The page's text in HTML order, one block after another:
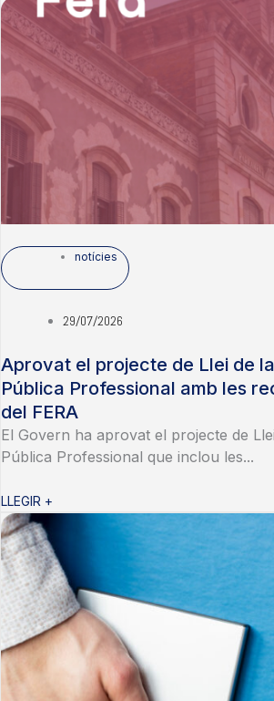
notícies
29/07/2026
Aprovat el projecte de Llei de
Pública Professional amb les
del FERA
El Govern ha aprovat el projecte de
Pública Professional que inclou les...
LLEGIR +